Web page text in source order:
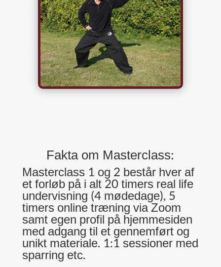
Fakta om Masterclass:
Masterclass 1 og 2 består hver af
et forløb på i alt 20 timers real life
undervisning (4 mødedage), 5
timers online træning via Zoom
samt egen profil på hjemmesiden
med adgang til et gennemført og
unikt materiale. 1:1 sessioner med
sparring etc.